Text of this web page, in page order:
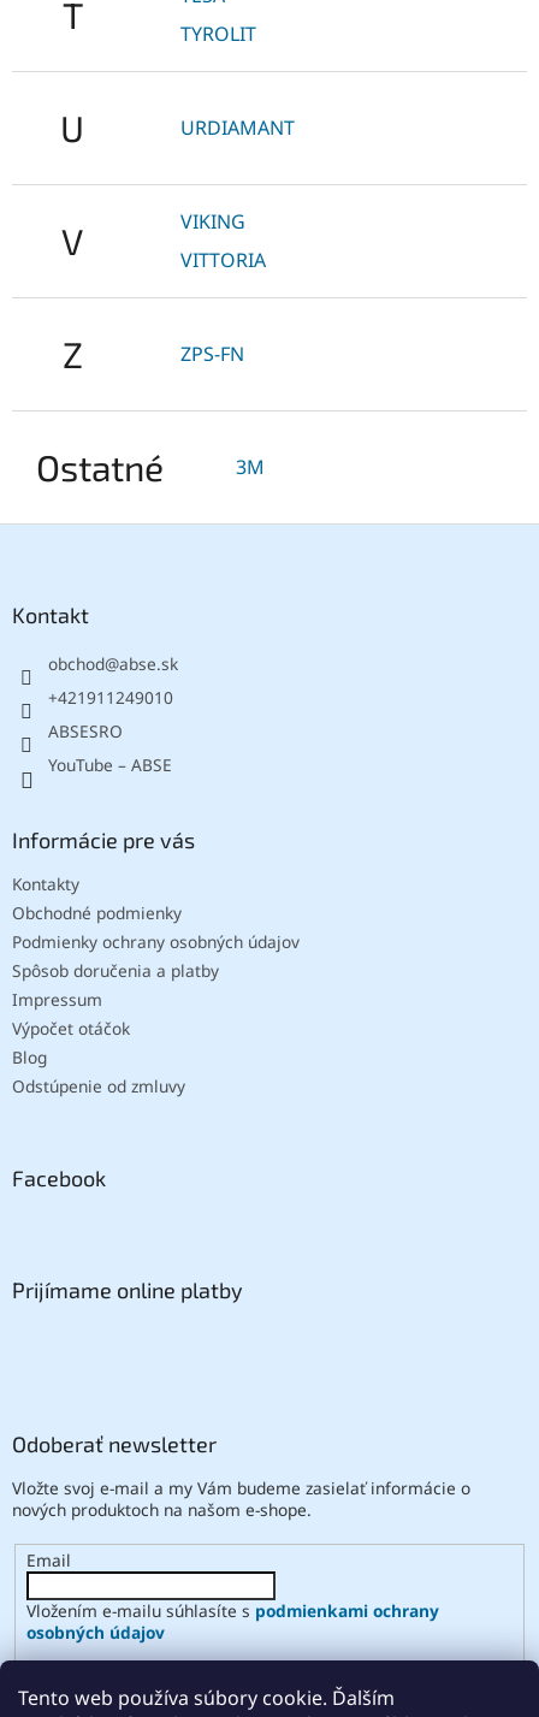
Tento web používa súbory cookie. Ďalším
T
TYROLIT
U URDIAMANT
V
VIKING
VITTORIA
Z ZPS-FN
Ostatné 3M
Kontakt
obchod@abse.sk
+421911249010
ABSESRO
YouTube – ABSE
Informácie pre vás
Kontakty
Obchodné podmienky
Podmienky ochrany osobných údajov
Spôsob doručenia a platby
Impressum
Výpočet otáčok
Blog
Odstúpenie od zmluvy
Facebook
Prijímame online platby
Odoberať newsletter
Vložte svoj e-mail a my Vám budeme zasielať informácie o
nových produktoch na našom e-shope.
Email
Vložením e-mailu súhlasíte s podmienkami ochrany
osobných údajov
PRIHLÁSIŤ SA